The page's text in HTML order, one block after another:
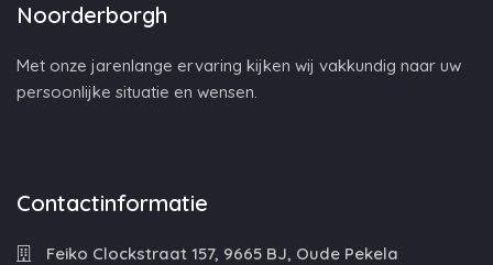
Noorderborgh
Met onze jarenlange ervaring kijken wij vakkundig naar uw
persoonlijke situatie en wensen.
Contactinformatie
Feiko Clockstraat 157, 9665 BJ, Oude Pekela